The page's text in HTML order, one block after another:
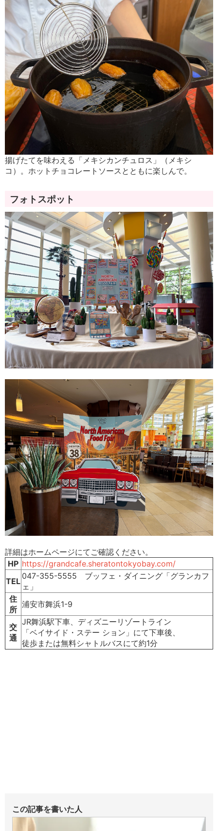
揚げたてを味わえる「メキシカンチュロス」（メキシ
コ）。ホットチョコレートソースとともに楽しんで。
フォトスポット
詳細はホームページにてご確認ください。
HP https://grandcafe.sheratontokyobay.com/
TEL
047-355-5555 ブッフェ・ダイニング「グランカフ
ェ」
住
所
浦安市舞浜1-9
交
通
JR舞浜駅下車、ディズニーリゾートライン
「ベイサイド・ステー ション」にて下車後、
徒歩または無料シャトルバスにて約1分
この記事を書いた人